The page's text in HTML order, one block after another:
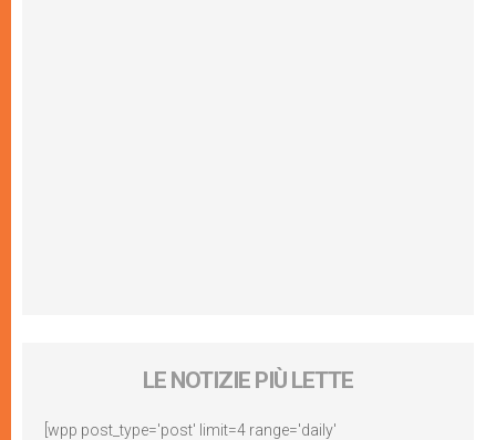
LE NOTIZIE PIÙ LETTE
[wpp post_type='post' limit=4 range='daily'